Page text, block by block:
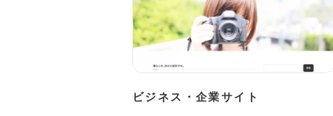
ビジネス・企業サイト